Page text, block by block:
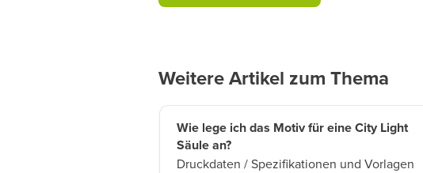
Weitere Artikel zum Thema
Wie lege ich das Motiv für eine City Light
Säule an?
Druckdaten / Spezifikationen und Vorlagen